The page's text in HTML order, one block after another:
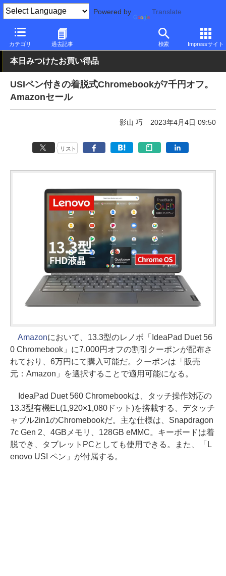
Powered by Translate
カテゴリ 過去記事 検索 Impressサイト
PC Watch パソコン/タブレット/スマートフォン Lenovo
本日みつけたお買い得品
USIペン付きの着脱式Chromebookが7千円オフ。
Amazonセール
影山 巧 2023年4月4日 09:50
リスト
Amazonにおいて、13.3型のレノボ「IdeaPad Duet 56
0 Chromebook」に7,000円オフの割引クーポンが配布さ
れており、6万円にて購入可能だ。クーポンは「販売
元：Amazon」を選択することで適用可能になる。
IdeaPad Duet 560 Chromebookは、タッチ操作対応の
13.3型有機EL(1,920×1,080ドット)を搭載する、デタッチ
ャブル2in1のChromebookだ。主な仕様は、Snapdragon
7c Gen 2、4GBメモリ、128GB eMMC。キーボードは着
脱でき、タブレットPCとしても使用できる。また、「L
enovo USI ペン」が付属する。